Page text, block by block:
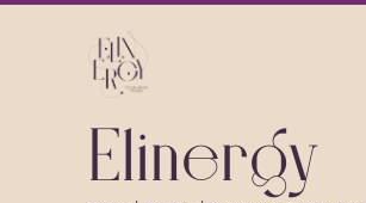
Elinergy